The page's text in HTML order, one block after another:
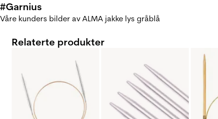
#Garnius
Våre kunders bilder av ALMA jakke lys gråblå
Relaterte produkter